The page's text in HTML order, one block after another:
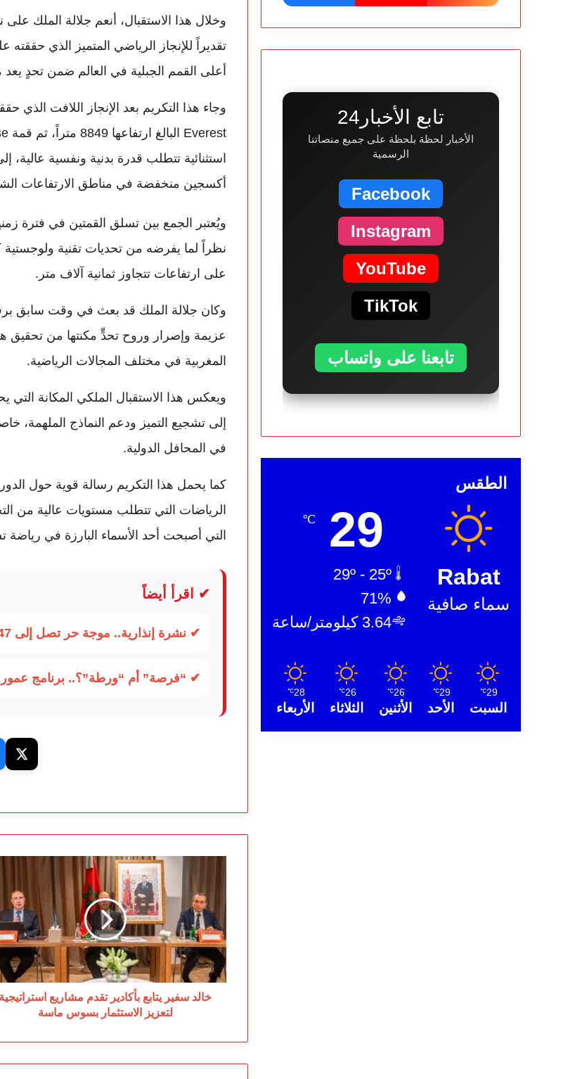
وخلال هذا الاستقبال، أنعم جلالة الملك
تقديراً للإنجاز الرياضي المتميز الذي
أعلى القمم الجبلية في العالم ضمن تحدٍ
استثنائية تتطلب قدرة بدنية ونفسية
أكسجين منخفضة في مناطق الارتفاعات
ويُعتبر الجمع بين تسلق القمتين في فترة
نظراً لما يفرضه من تحديات تقنية
على ارتفاعات تتجاوز ثمانية آلاف متر.
وكان جلالة الملك قد بعث في وقت سابق
عزيمة وإصرار وروح تحدٍّ مكنتها من تحقيق
المغربية في مختلف المجالات الرياضية.
ويعكس هذا الاستقبال الملكي المكانة التي
إلى تشجيع التميز ودعم النماذج الملهمة،
في المحافل الدولية.
كما يحمل هذا التكريم رسالة قوية حول
الرياضات التي تتطلب مستويات عالية من
التي أصبحت أحد الأسماء البارزة في
✔ اقرأ أيضاً
✔ نشرة إنذارية.. موجة حر تصل إلى 47 درجة وزخات رعدية تضرب عدة أقاليم بالمغرب
✔ “فرصة” أم “ورطة”؟.. برنامج عمور
سفير
يتابع
بأكادير
تقدم
مشاريع
استراتيجية
لتعزيز
الاستثمار
بسوس
خالد سفير يتابع بأكادير تقدم مشاريع استراتيجية
لتعزيز الاستثمار بسوس ماسة
تابع الأخبار24
الأخبار لحظة بلحظة على جميع منصاتنا
الرسمية
Facebook
Instagram
YouTube
TikTok
تابعنا على واتساب
الطقس
Rabat
سماء صافية
29
℃
71%
3.64 كيلومتر/ساعة
29
℃
السبت
29
℃
الأحد
26
℃
الأثنين
26
℃
الثلاثاء
28
℃
الأربعاء